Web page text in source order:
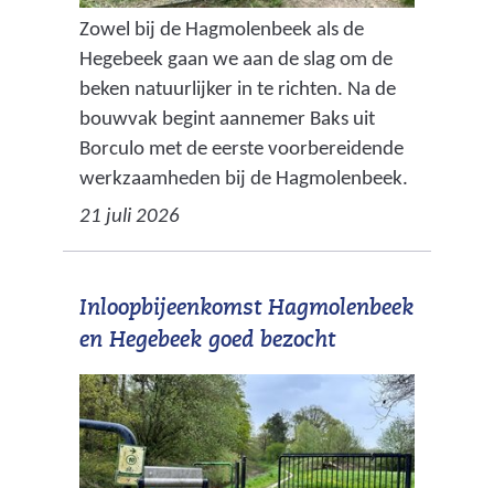
Zowel bij de Hagmolenbeek als de
Hegebeek gaan we aan de slag om de
beken natuurlijker in te richten. Na de
bouwvak begint aannemer Baks uit
Borculo met de eerste voorbereidende
werkzaamheden bij de Hagmolenbeek.
21 juli 2026
Inloopbijeenkomst Hagmolenbeek
en Hegebeek goed bezocht